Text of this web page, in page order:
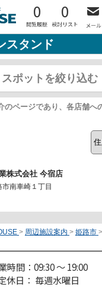
0 0
スタンド
スポットを絞り込む
ページであり、各店舗へ
株式会社 今宿店
南車崎１丁目
> 周辺施設案内 > 姫路市 >
時間：09:30 ～ 19:00
休日： 毎週水曜日